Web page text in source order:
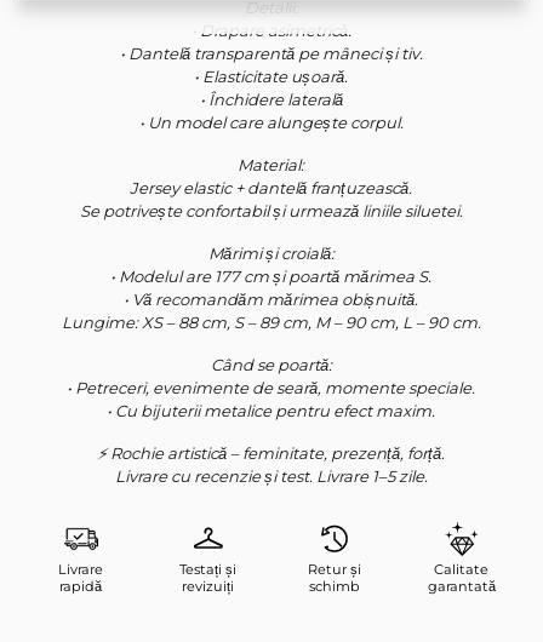
Detalii:
• Drapare asimetrică.
• Dantelă transparentă pe mâneci și tiv.
• Elasticitate ușoară.
• Închidere laterală
• Un model care alungește corpul.
Material:
Jersey elastic + dantelă franțuzească.
Se potrivește confortabil și urmează liniile siluetei.
Mărimi și croială:
• Modelul are 177 cm și poartă mărimea S.
• Vă recomandăm mărimea obișnuită.
Lungime: XS – 88 cm, S – 89 cm, M – 90 cm, L – 90 cm.
Când se poartă:
• Petreceri, evenimente de seară, momente speciale.
• Cu bijuterii metalice pentru efect maxim.
⚡ Rochie artistică – feminitate, prezență, forță.
Livrare cu recenzie și test. Livrare 1–5 zile.
Livrare
rapidă
Testați și
revizuiți
Retur și
schimb
Calitate
garantată